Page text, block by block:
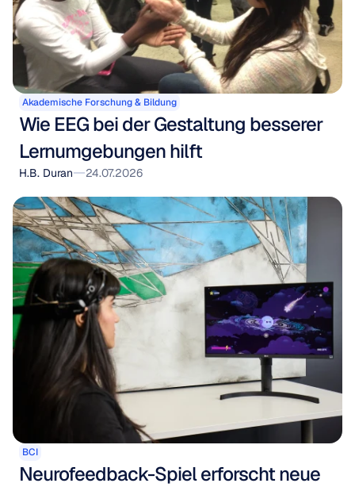
Akademische Forschung & Bildung
Wie EEG bei der Gestaltung besserer
Lernumgebungen hilft
H.B. Duran 24.07.2026
BCI
Neurofeedback-Spiel erforscht neue